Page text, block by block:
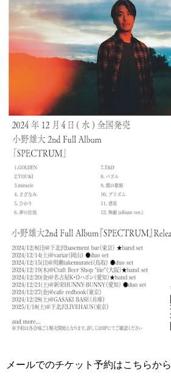
メールでのチケット予約はこちらから